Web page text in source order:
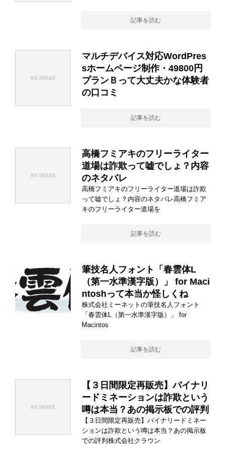
記事を読む
マルチデバイス対応WordPres
sホームページ制作・49800円
プランＢって大丈夫かな体験者
の口コミ
記事を読む
高橋フミアキのフリーライター
道場は詐欺って嘘でしょ？内容
のネタバレ
高橋フミアキのフリーライター道場は詐欺
って嘘でしょ？内容のネタバレ高橋フミア
キのフリーライター道場を
記事を読む
筆技名人フォント「春雲体L
（第一水準漢字版）」 for Maci
ntoshって本当か怪しくね
株式会社ミーネットの筆技名人フォント
「春雲体L（第一水準漢字版）」 for
Macintos
記事を読む
【３日間限定再販売】バイナリ
ードミネーションは詐欺という
噂は本当？あの掲示板での評判
【３日間限定再販売】バイナリードミネー
ションは詐欺という噂は本当？あの掲示板
での評判株式会社クラウン